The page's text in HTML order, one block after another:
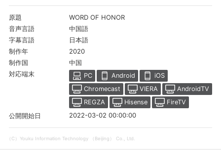
原題 WORD OF HONOR
音声言語 中国語
字幕言語 日本語
制作年 2020
制作国 中国
対応端末 PC Android
iOS
Chromecast
VIERA
AndroidTV
REGZA
Hisense
FireTV
公開開始日
2022-03-02 00:00:00
（C）Youku Information Technology （Beijing） Co., Ltd.